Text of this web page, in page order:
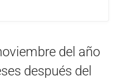
del año
después del